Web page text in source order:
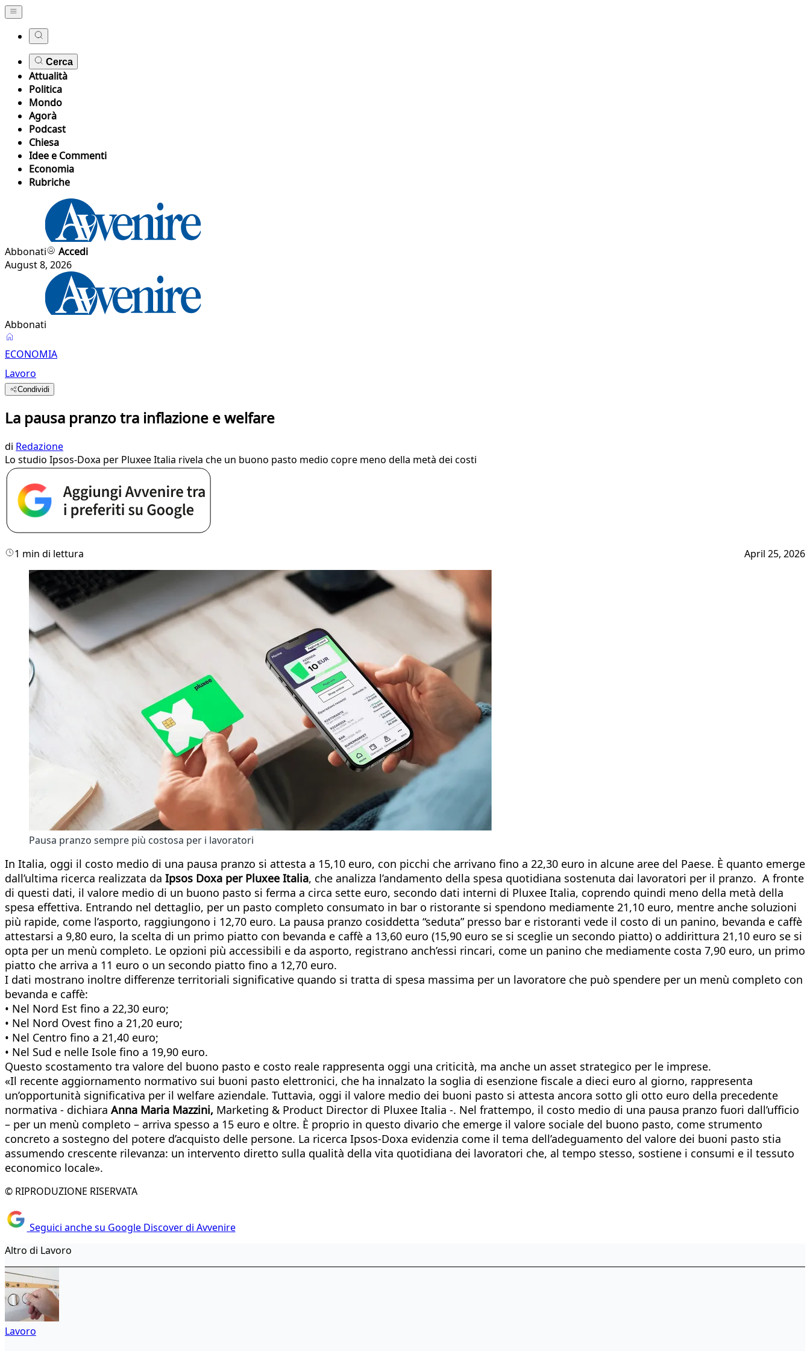
Cerca
Attualità
Politica
Mondo
Agorà
Podcast
Chiesa
Idee e Commenti
Economia
Rubriche
Abbonati
Accedi
August 8, 2026
Abbonati
ECONOMIA
Lavoro
Condividi
La pausa pranzo tra inflazione e welfare
di Redazione
Lo studio Ipsos-Doxa per Pluxee Italia rivela che un buono pasto medio copre meno della metà dei costi
1 min di lettura April 25, 2026
Pausa pranzo sempre più costosa per i lavoratori
In Italia, oggi il costo medio di una pausa pranzo si attesta a 15,10 euro, con picchi che arrivano fino a 22,30 euro in alcune aree del Paese. È quanto emerge
dall’ultima ricerca realizzata da Ipsos Doxa per Pluxee Italia, che analizza l’andamento della spesa quotidiana sostenuta dai lavoratori per il pranzo. A fronte
di questi dati, il valore medio di un buono pasto si ferma a circa sette euro, secondo dati interni di Pluxee Italia, coprendo quindi meno della metà della
spesa effettiva. Entrando nel dettaglio, per un pasto completo consumato in bar o ristorante si spendono mediamente 21,10 euro, mentre anche soluzioni
più rapide, come l’asporto, raggiungono i 12,70 euro. La pausa pranzo cosiddetta “seduta” presso bar e ristoranti vede il costo di un panino, bevanda e caffè
attestarsi a 9,80 euro, la scelta di un primo piatto con bevanda e caffè a 13,60 euro (15,90 euro se si sceglie un secondo piatto) o addirittura 21,10 euro se si
opta per un menù completo. Le opzioni più accessibili e da asporto, registrano anch’essi rincari, come un panino che mediamente costa 7,90 euro, un primo
piatto che arriva a 11 euro o un secondo piatto fino a 12,70 euro.
I dati mostrano inoltre differenze territoriali significative quando si tratta di spesa massima per un lavoratore che può spendere per un menù completo con
bevanda e caffè:
• Nel Nord Est fino a 22,30 euro;
• Nel Nord Ovest fino a 21,20 euro;
• Nel Centro fino a 21,40 euro;
• Nel Sud e nelle Isole fino a 19,90 euro.
Questo scostamento tra valore del buono pasto e costo reale rappresenta oggi una criticità, ma anche un asset strategico per le imprese.
«Il recente aggiornamento normativo sui buoni pasto elettronici, che ha innalzato la soglia di esenzione fiscale a dieci euro al giorno, rappresenta
un’opportunità significativa per il welfare aziendale. Tuttavia, oggi il valore medio dei buoni pasto si attesta ancora sotto gli otto euro della precedente
normativa - dichiara Anna Maria Mazzini, Marketing & Product Director di Pluxee Italia -. Nel frattempo, il costo medio di una pausa pranzo fuori dall’ufficio
– per un menù completo – arriva spesso a 15 euro e oltre. È proprio in questo divario che emerge il valore sociale del buono pasto, come strumento
concreto a sostegno del potere d’acquisto delle persone. La ricerca Ipsos-Doxa evidenzia come il tema dell’adeguamento del valore dei buoni pasto stia
assumendo crescente rilevanza: un intervento diretto sulla qualità della vita quotidiana dei lavoratori che, al tempo stesso, sostiene i consumi e il tessuto
economico locale».
© RIPRODUZIONE RISERVATA
Seguici anche su Google Discover di Avvenire
Altro di Lavoro
Lavoro